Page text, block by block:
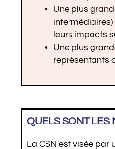
Une plus
intermédiaires)
leurs impacts
Une plus
représentants
QUELS SONT LES
La CSN est visée par